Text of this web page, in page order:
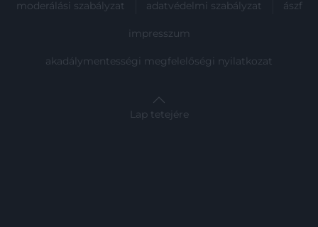
moderálási szabályzat adatvédelmi szabályzat ászf
impresszum
akadálymentességi megfelelőségi nyilatkozat
Lap tetejére